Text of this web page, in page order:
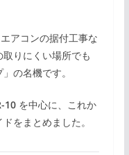
アコンの据付工事な
りにくい場所でも
の名機です。
10を中心に、これか
をまとめました。